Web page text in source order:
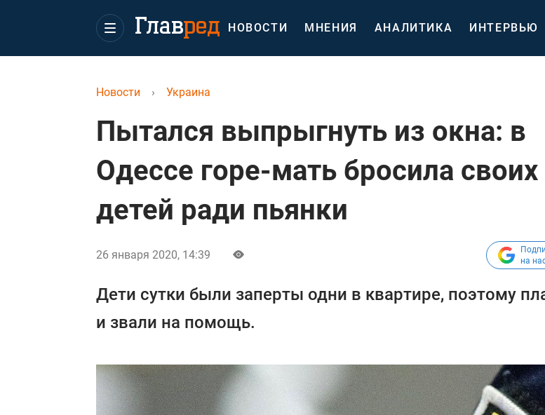
НОВОСТИ МНЕНИЯ АНАЛИТИКА ИНТЕРВЬЮ
Новости › Украина
Пытался выпрыгнуть из окна: в
Одессе горе-мать бросила своих
детей ради пьянки
26 января 2020, 14:39
на
Дети сутки были заперты одни в квартире, поэтому
и звали на помощь.